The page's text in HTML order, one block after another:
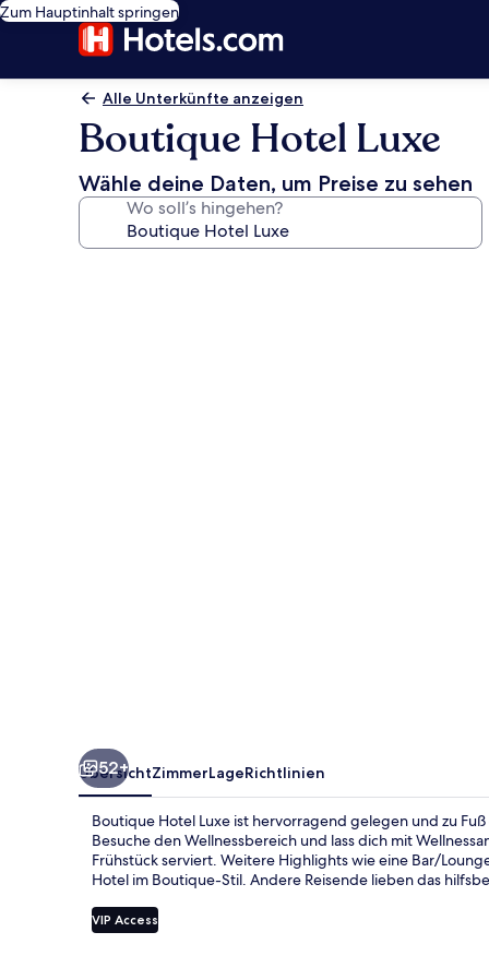
Zum Hauptinhalt springen
Alle Unterkünfte anzeigen
Boutique Hotel Luxe
Wähle deine Daten, um Preise zu sehen
Wo soll’s hingehen?
52+
ÜbersichtZimmerLageRichtlinien
Boutique Hotel Luxe ist hervorragend gelegen und zu
Besuche den Wellnessbereich und lass dich mit
Frühstück serviert. Weitere Highlights wie eine Bar/
Hotel im Boutique-Stil. Andere Reisende lieben das
VIP Access